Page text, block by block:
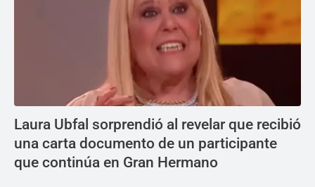
Laura Ubfal sorprendió al revelar que recibió
una carta documento de un participante
que continúa en Gran Hermano